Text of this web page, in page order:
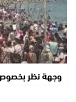
وجهة نظر